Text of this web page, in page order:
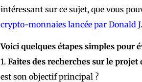
intéressant sur ce sujet, que vous
crypto-monnaies lancée par Donald
Voici quelques étapes simples pour
1. Faites des recherches sur le
est son objectif principal ?